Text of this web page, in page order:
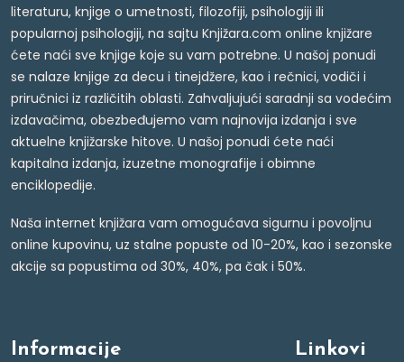
literaturu, knjige o umetnosti, filozofiji, psihologiji ili
popularnoj psihologiji, na sajtu Knjižara.com online knjižare
ćete naći sve knjige koje su vam potrebne. U našoj ponudi
se nalaze knjige za decu i tinejdžere, kao i rečnici, vodiči i
priručnici iz različitih oblasti. Zahvaljujući saradnji sa vodećim
izdavačima, obezbeđujemo vam najnovija izdanja i sve
aktuelne knjižarske hitove. U našoj ponudi ćete naći
kapitalna izdanja, izuzetne monografije i obimne
enciklopedije.
Naša internet knjižara vam omogućava sigurnu i povoljnu
online kupovinu, uz stalne popuste od 10-20%, kao i sezonske
akcije sa popustima od 30%, 40%, pa čak i 50%.
Informacije Linkovi